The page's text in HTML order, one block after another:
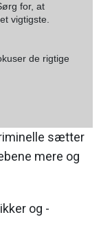
for, at
vigtigste.
de rigtige
sætter
mere og
og -